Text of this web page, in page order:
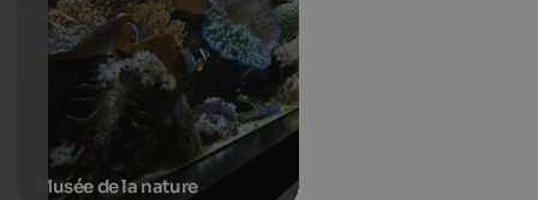
Musée de la nature